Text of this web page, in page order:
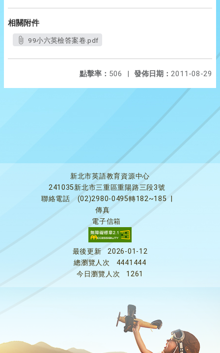
相關附件
99小六英檢答案卷.pdf
發佈日期： 2011-08-29
點擊率： 506 |
新北市英語教育資源中心
241035新北市三重區重陽路三段3號
聯絡電話
(02)2980-0495轉182~185
傳真
電子信箱
最後更新
2026-01-12
總瀏覽人次
4441444
今日瀏覽人次
1261